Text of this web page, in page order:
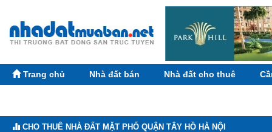
Trang chủ Nhà đất bán Nhà đất cho thuê
CHO THUÊ NHÀ ĐẤT MẶT PHỐ QUẬN TÂY HỒ HÀ NỘI